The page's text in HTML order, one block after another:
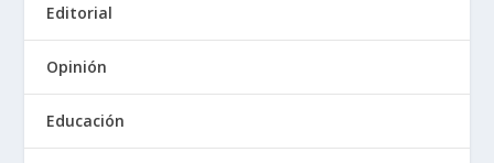
Editorial
Opinión
Educación